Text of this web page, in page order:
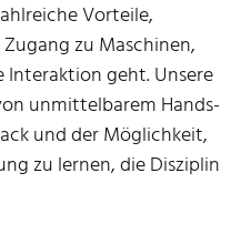
Vorteile,
zu Maschinen,
Interaktion geht. Unsere
unmittelbarem Hands-
und der Möglichkeit,
zu lernen, die Disziplin